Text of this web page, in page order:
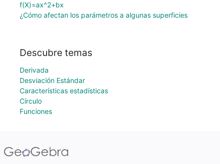
f(X)=ax^2+bx
¿Cómo afectan los parámetros a algunas superficies
Descubre temas
Derivada
Desviación Estándar
Características estadísticas
Círculo
Funciones